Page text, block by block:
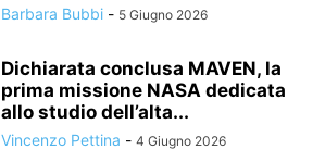
Barbara Bubbi - 5 Giugno 2026
Dichiarata conclusa MAVEN, la
prima missione NASA dedicata
allo studio dell’alta...
Vincenzo Pettina - 4 Giugno 2026